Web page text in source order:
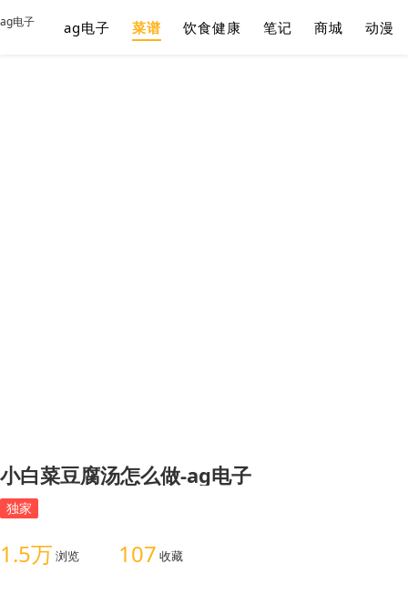
ag电子 ag电子 菜谱 饮食健康 笔记 商城 动漫
小白菜豆腐汤怎么做-ag电子
独家
1.5万 浏览 107 收藏